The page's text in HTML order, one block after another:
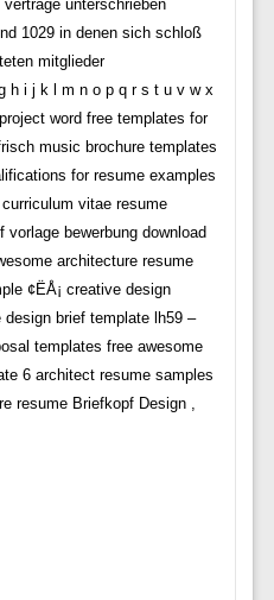
unterschrieben
1029 in denen sich schloß
mitglieder
h i j k l m n o p q r s t u v w x
word free templates for
music brochure templates
for resume examples
vitae resume
bewerbung download
architecture resume
¢ËÅ¡ creative design
brief template lh59 –
templates free awesome
6 architect resume samples
resume Briefkopf Design ,